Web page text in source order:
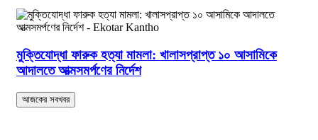
মুক্তিযোদ্ধা ফারুক হত্যা মামলা: খালাসপ্রাপ্ত ১০ আসামিকে
আদালতে আত্মসমর্পণের নির্দেশ